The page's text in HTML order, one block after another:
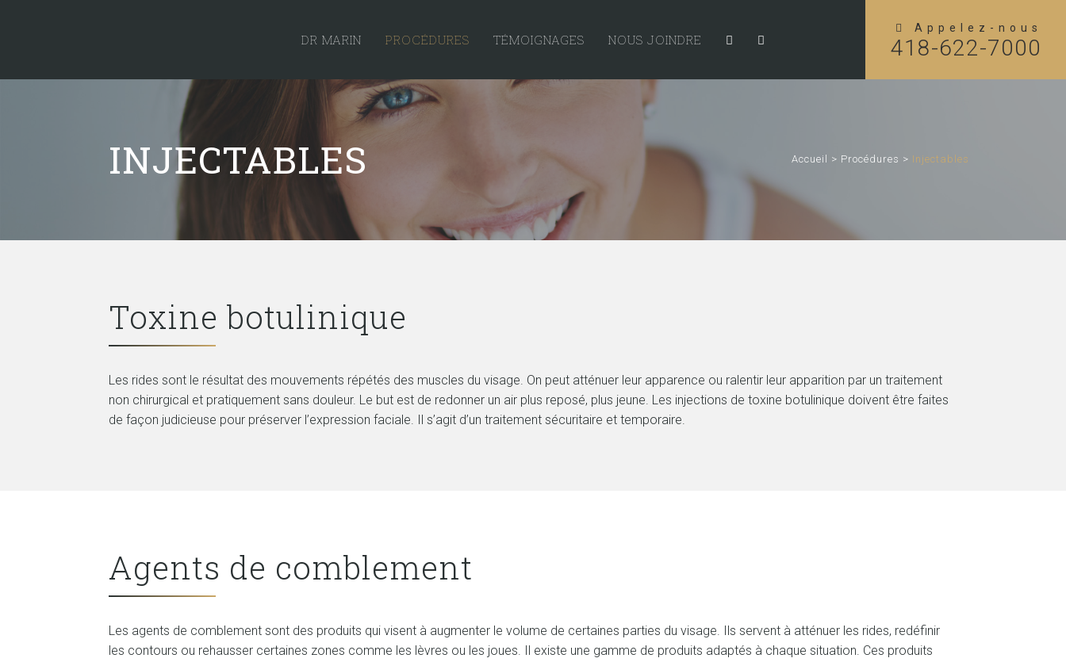
Appelez-nous
418-622-7000
DR MARIN PROCÉDURES TÉMOIGNAGES NOUS JOINDRE
INJECTABLES Accueil > Procédures > Injectables
Toxine botulinique
Les rides sont le résultat des mouvements répétés des muscles du visage. On peut atténuer leur apparence ou ralentir leur apparition par un traitement
non chirurgical et pratiquement sans douleur. Le but est de redonner un air plus reposé, plus jeune. Les injections de toxine botulinique doivent être faites
de façon judicieuse pour préserver l’expression faciale. Il s’agit d’un traitement sécuritaire et temporaire.
Agents de comblement
Les agents de comblement sont des produits qui visent à augmenter le volume de certaines parties du visage. Ils servent à atténuer les rides, redéfinir
les contours ou rehausser certaines zones comme les lèvres ou les joues. Il existe une gamme de produits adaptés à chaque situation. Ces produits